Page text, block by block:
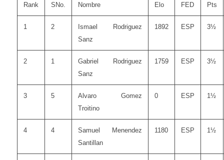
Rank SNo. Nombre Elo FED Pts
1 2
Ismael Rodriguez
Sanz
1892 ESP 3½
2 1
Gabriel Rodriguez
Sanz
1759 ESP 3½
3 5
Alvaro Gomez
Troitino
0 ESP 1½
4 4
Samuel Menendez
Santillan
1180 ESP 1½